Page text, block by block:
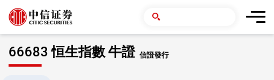
66683 恒生指數 牛證 信證發行